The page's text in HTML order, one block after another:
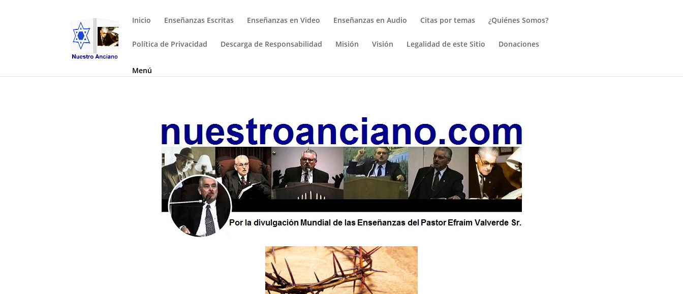
Inicio Enseñanzas Escritas Enseñanzas en Video Enseñanzas en Audio Citas por temas ¿Quiénes Somos?
Política de Privacidad Descarga de Responsabilidad Misión Visión Legalidad de este Sitio Donaciones
Menú